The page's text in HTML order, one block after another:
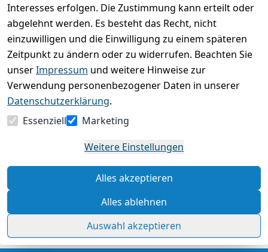
Bewertung abgeben
5
( 0 )
4
( 0 )
3
( 0 )
2
( 0 )
1
Artikel abgegeben
Rechtliche Hinweise – Klicken Sie hier für weitere
Interesses erfolgen. Die Zustimmung kann erteilt oder
abgelehnt werden. Es besteht das Recht, nicht
einzuwilligen und die Einwilligung zu einem späteren
Zeitpunkt zu ändern oder zu widerrufen. Beachten Sie
unserImpressum und weitere Hinweise zur
Verwendung personenbezogener Daten in unserer
Datenschutzerklärung.
Essenziell
Marketing
Weitere Einstellungen
Alles akzeptieren
Alles ablehnen
Auswahl akzeptieren